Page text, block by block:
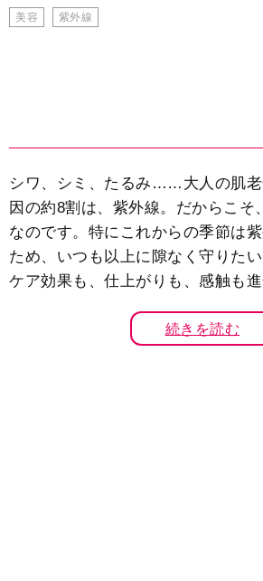
美容 紫外線
シワ、シミ、たるみ……大人の肌
因の約8割は、紫外線。だからこそ
なのです。特にこれからの季節は
ため、いつも以上に隙なく守りたい
ケア効果も、仕上がりも、感触も
続きを読む